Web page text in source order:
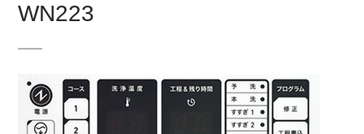
WN223